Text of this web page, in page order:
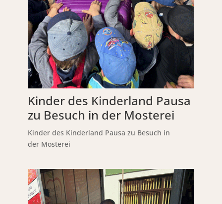
Kinder des Kinderland Pausa
zu Besuch in der Mosterei
Kinder des Kinderland Pausa zu Besuch in
der Mosterei